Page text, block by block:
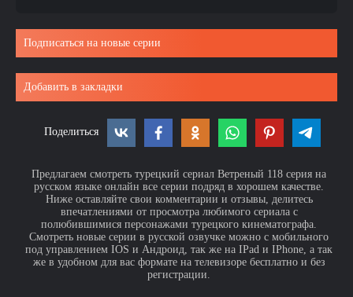
Подписаться на новые серии
Добавить в закладки
Поделиться
Предлагаем смотреть турецкий сериал Ветреный 118 серия на
русском языке онлайн все серии подряд в хорошем качестве.
Ниже оставляйте свои комментарии и отзывы, делитесь
впечатлениями от просмотра любимого сериала с
полюбившимися персонажами турецкого кинематографа.
Смотреть новые серии в русской озвучке можно с мобильного
под управлением IOS и Андроид, так же на IPad и IPhone, а так
же в удобном для вас формате на телевизоре бесплатно и без
регистрации.